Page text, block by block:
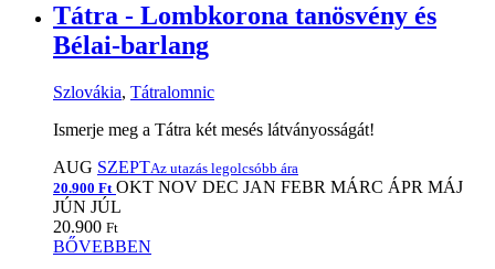
Tátra - Lombkorona tanösvény és
Bélai-barlang
Szlovákia, Tátralomnic
Ismerje meg a Tátra két mesés látványosságát!
AUG SZEPTAz utazás legolcsóbb ára
20.900 Ft OKT NOV DEC JAN FEBR MÁRC ÁPR MÁJ
JÚN JÚL
20.900 Ft
BŐVEBBEN